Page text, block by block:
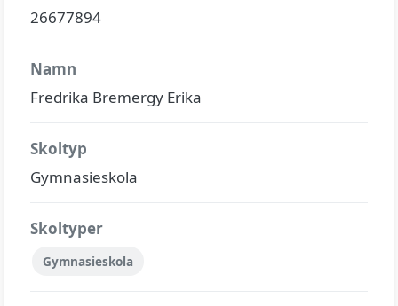
26677894
Namn
Fredrika Bremergy Erika
Skoltyp
Gymnasieskola
Skoltyper
Gymnasieskola